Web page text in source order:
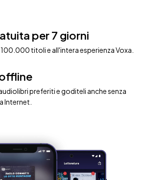
per 7 giorni
titoli e all'intera esperienza Voxa.
preferiti e goditeli anche senza
Internet.